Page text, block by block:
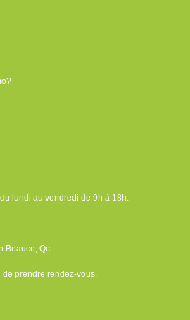
lundi au vendredi de 9h à 18h.
Beauce, Qc
de prendre rendez-vous.